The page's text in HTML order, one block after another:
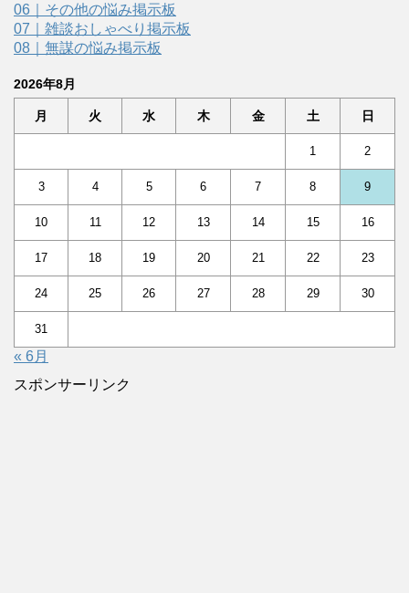
06｜その他の悩み掲示板
07｜雑談おしゃべり掲示板
08｜無謀の悩み掲示板
2026年8月
月 火 水 木 金 土 日
1 2
3 4 5 6 7 8 9
10 11 12 13 14 15 16
17 18 19 20 21 22 23
24 25 26 27 28 29 30
31
« 6月
スポンサーリンク